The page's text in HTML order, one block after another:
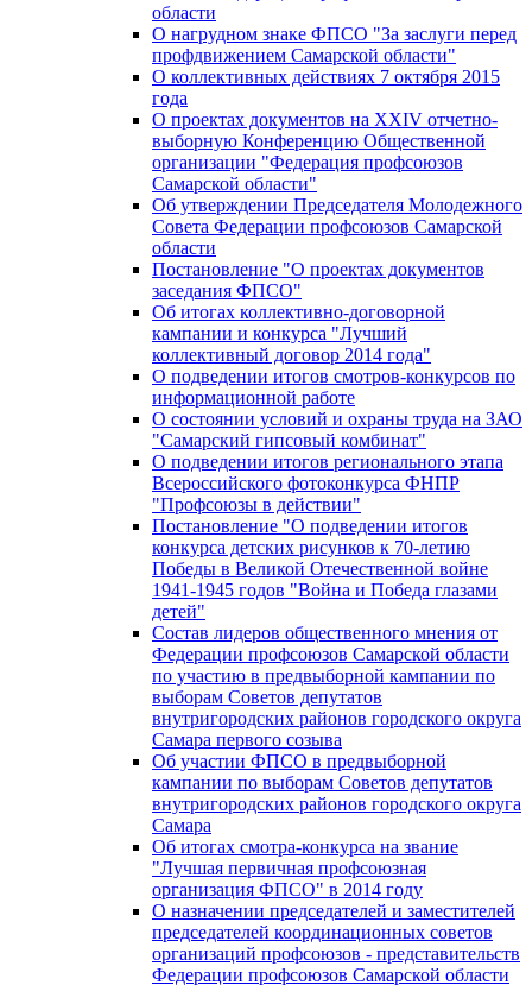
области
О нагрудном знаке ФПСО "За заслуги перед
профдвижением Самарской области"
О коллективных действиях 7 октября 2015
года
О проектах документов на XXIV отчетно-
выборную Конференцию Общественной
организации "Федерация профсоюзов
Самарской области"
Об утверждении Председателя Молодежного
Совета Федерации профсоюзов Самарской
области
Постановление "О проектах документов
заседания ФПСО"
Об итогах коллективно-договорной
кампании и конкурса "Лучший
коллективный договор 2014 года"
О подведении итогов смотров-конкурсов по
информационной работе
О состоянии условий и охраны труда на ЗАО
"Самарский гипсовый комбинат"
О подведении итогов регионального этапа
Всероссийского фотоконкурса ФНПР
"Профсоюзы в действии"
Постановление "О подведении итогов
конкурса детских рисунков к 70-летию
Победы в Великой Отечественной войне
1941-1945 годов "Война и Победа глазами
детей"
Состав лидеров общественного мнения от
Федерации профсоюзов Самарской области
по участию в предвыборной кампании по
выборам Советов депутатов
внутригородских районов городского округа
Самара первого созыва
Об участии ФПСО в предвыборной
кампании по выборам Советов депутатов
внутригородских районов городского округа
Самара
Об итогах смотра-конкурса на звание
"Лучшая первичная профсоюзная
организация ФПСО" в 2014 году
О назначении председателей и заместителей
председателей координационных советов
организаций профсоюзов - представительств
Федерации профсоюзов Самарской области